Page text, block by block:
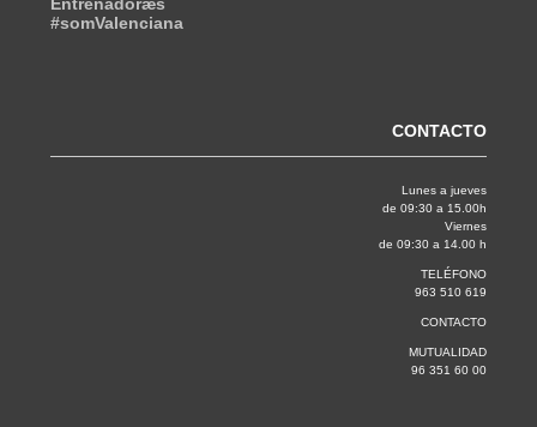
#somValenciana
CONTACTO
Lunes a jueves
de 09:30 a 15.00h
Viernes
de 09:30 a 14.00 h
TELÉFONO
963 510 619
CONTACTO
MUTUALIDAD
96 351 60 00